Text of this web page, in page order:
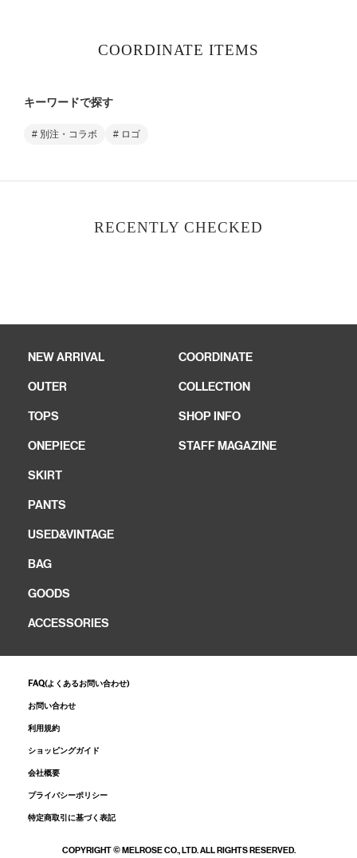
COORDINATE ITEMS
キーワードで探す
# 別注・コラボ # ロゴ
RECENTLY CHECKED
NEW ARRIVAL
OUTER
TOPS
ONEPIECE
SKIRT
PANTS
USED&VINTAGE
BAG
GOODS
ACCESSORIES
COORDINATE
COLLECTION
SHOP INFO
STAFF MAGAZINE
FAQ(よくあるお問い合わせ)
お問い合わせ
利用規約
ショッピングガイド
会社概要
プライバシーポリシー
特定商取引に基づく表記
COPYRIGHT © MELROSE CO., LTD. ALL RIGHTS RESERVED.